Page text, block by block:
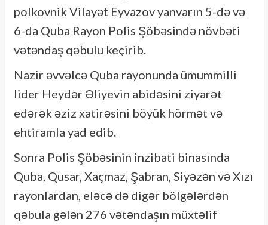
polkovnik Vilayət Eyvazov yanvarın 5-də və
6-da Quba Rayon Polis Şöbəsində növbəti
vətəndaş qəbulu keçirib.
Nazir əvvəlcə Quba rayonunda ümummilli
lider Heydər Əliyevin abidəsini ziyarət
edərək əziz xatirəsini böyük hörmət və
ehtiramla yad edib.
Sonra Polis Şöbəsinin inzibati binasında
Quba, Qusar, Xaçmaz, Şabran, Siyəzən və Xızı
rayonlardan, eləcə də digər bölgələrdən
qəbula gələn 276 vətəndaşın müxtəlif